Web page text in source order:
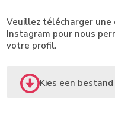
Veuillez télécharger une
Instagram pour nous
votre profil.
Kies een bestand